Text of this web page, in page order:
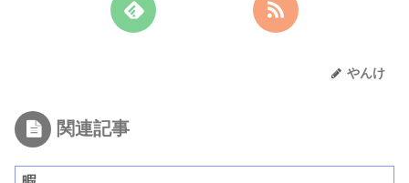
やんけ
関連記事